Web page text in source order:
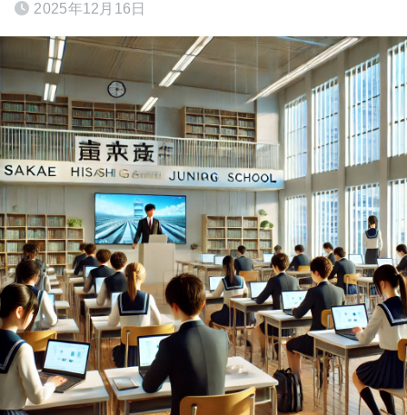
2025年12月16日